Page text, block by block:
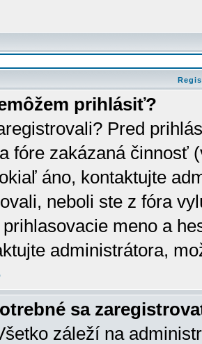
prihlásiť?
Pred
fóre zakázaná činnosť
áno, kontaktujte
neboli ste z fóra
meno a
administrátora,
sa
záleží na